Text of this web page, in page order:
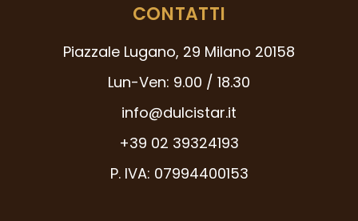
CONTATTI
Piazzale Lugano, 29 Milano 20158
Lun-Ven: 9.00 / 18.30
info@dulcistar.it
+39 02 39324193
P. IVA: 07994400153